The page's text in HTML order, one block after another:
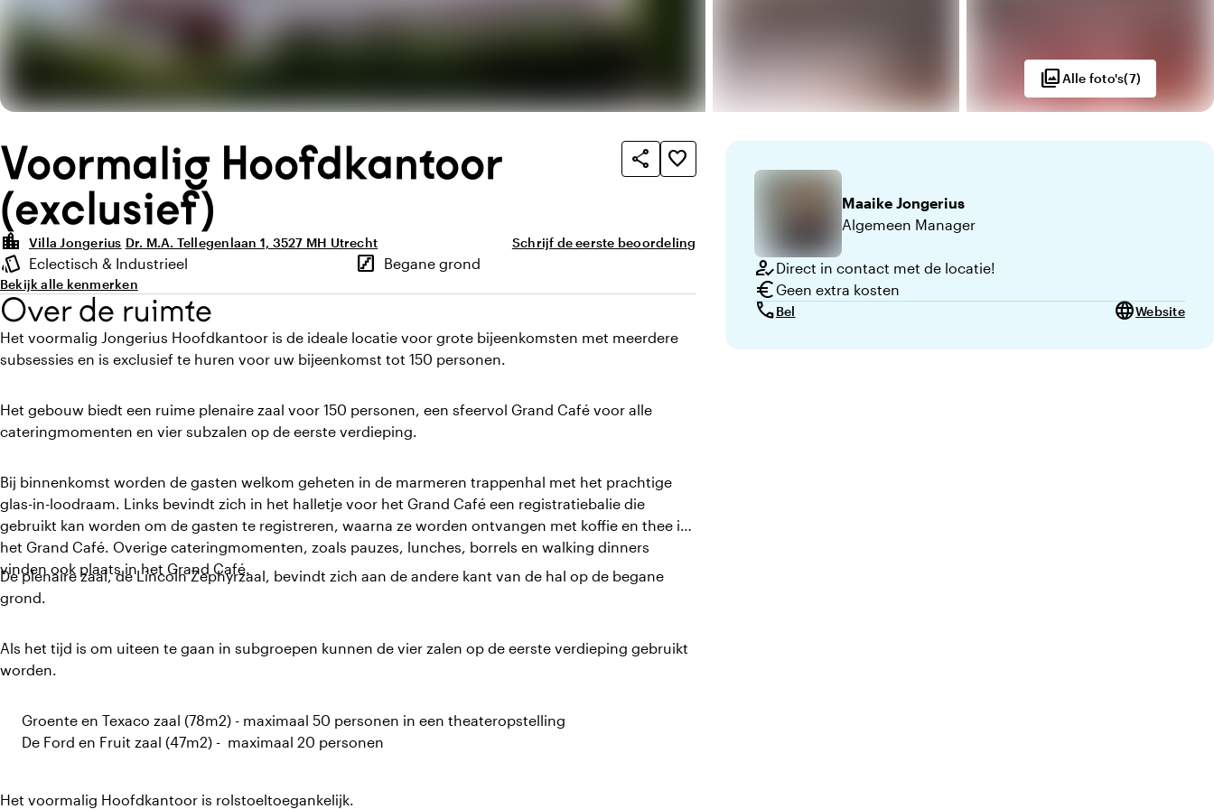
photo_libraryAlle foto's(7)
Voormalig Hoofdkantoor
(exclusief)
share favorite_border
location_city Villa Jongerius Dr. M.A. Tellegenlaan 1, 3527 MH Utrecht Schrijf de eerste beoordeling
Highlights
style
Sfeer en uitstraling
Eclectisch & Industrieel stairs
Verdieping
Begane grond
Bekijk alle kenmerken
Over de ruimte
Het voormalig Jongerius Hoofdkantoor is de ideale locatie voor grote bijeenkomsten met meerdere
subsessies en is exclusief te huren voor uw bijeenkomst tot 150 personen.
Het gebouw biedt een ruime plenaire zaal voor 150 personen, een sfeervol Grand Café voor alle
cateringmomenten en vier subzalen op de eerste verdieping.
Bij binnenkomst worden de gasten welkom geheten in de marmeren trappenhal met het prachtige
glas-in-loodraam. Links bevindt zich in het halletje voor het Grand Café een registratiebalie die
gebruikt kan worden om de gasten te registreren, waarna ze worden ontvangen met koffie en thee in
het Grand Café. Overige cateringmomenten, zoals pauzes, lunches, borrels en walking dinners
vinden ook plaats in het Grand Café.
De plenaire zaal, de Lincoln Zephyrzaal, bevindt zich aan de andere kant van de hal op de begane
grond.
Als het tijd is om uiteen te gaan in subgroepen kunnen de vier zalen op de eerste verdieping gebruikt
worden.
Groente en Texaco zaal (78m2) - maximaal 50 personen in een theateropstelling
De Ford en Fruit zaal (47m2) - maximaal 20 personen
Het voormalig Hoofdkantoor is rolstoeltoegankelijk.
Maaike Jongerius
Algemeen Manager
how_to_regDirect in contact met de locatie!
euroGeen extra kosten
callBel languageWebsite